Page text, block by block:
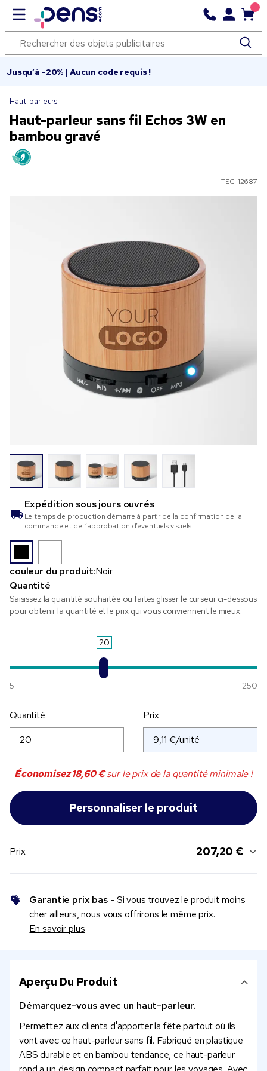
Jusqu’à -20% | Aucun code requis !
Haut-parleurs
Haut-parleur sans fil Echos 3W en
bambou gravé
TEC-12687
Expédition sousjours ouvrés
Le temps de production démarre à partir de la confirmation de la
commande et de l’approbation d’éventuels visuels.
couleur du produit:Noir
Quantité
Saisissez la quantité souhaitée ou faites glisser le curseur ci-dessous
pour obtenir la quantité et le prix qui vous conviennent le mieux.
20
5 250
Quantité Prix
Économisez18,60 €sur le prix de la quantité minimale !
Prix 207,20 €
Garantie prix bas - Si vous trouvez le produit moins
cher ailleurs, nous vous offrirons le même prix.
En savoir plus
Aperçu Du Produit
Démarquez-vous avec un haut-parleur.
Permettez aux clients d'apporter la fête partout où ils
vont avec ce haut-parleur sans fil. Fabriqué en plastique
ABS durable et en bambou tendance, ce haut-parleur